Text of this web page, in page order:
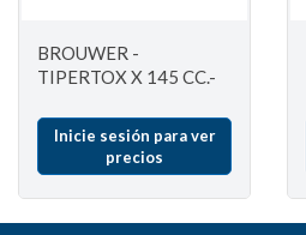
BROUWER -
TIPERTOX X 145 CC.-
Inicie sesión para ver
precios